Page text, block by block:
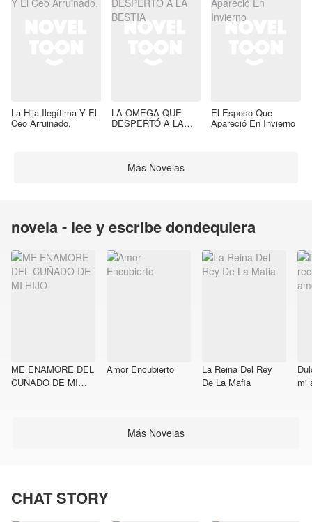
La Hija Ilegítima Y El
Ceo Arruinado.
LA OMEGA QUE
DESPERTÓ A LA
El Esposo Que
Apareció En Invierno
Más Novelas
novela - lee y escribe dondequiera
ME ENAMORE DEL
CUÑADO DE MI
Amor Encubierto
La Reina Del Rey
De La Mafia
mi
Más Novelas
CHAT STORY